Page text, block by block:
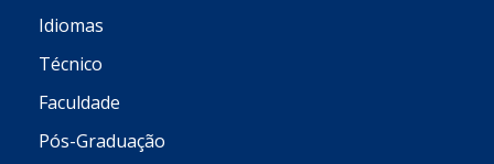
Idiomas
Técnico
Faculdade
Pós-Graduação